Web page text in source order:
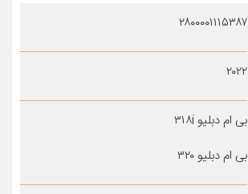
۲۸۰۰۰۰۱۱۱۵۳۸۷
۲۰۲۲
بی ام دبلیو ۳۱۸i
بی ام دبلیو ۳۲۰